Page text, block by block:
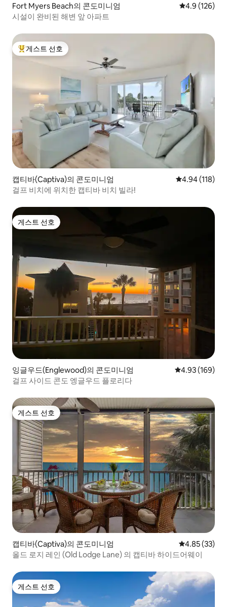
Fort Myers Beach의 콘도미니엄 평점 4.9점(5
4.9 (126)
시설이 완비된 해변 앞 아파트
상위 게스트 선호
게스트 선호
캡티바(Captiva)의 콘도미니엄 평점 4.94점(5
4.94 (118)
걸프 비치에 위치한 캡티바 비치 빌라!
게스트 선호
게스트 선호
잉글우드(Englewood)의 콘도미니엄 평점 4.93점(5
4.93 (169)
걸프 사이드 콘도 엥글우드 플로리다
게스트 선호
게스트 선호
캡티바(Captiva)의 콘도미니엄 평점 4.85점(5
4.85 (33)
올드 로지 레인 (Old Lodge Lane) 의 캡티바 하이드어웨이
게스트 선호
게스트 선호